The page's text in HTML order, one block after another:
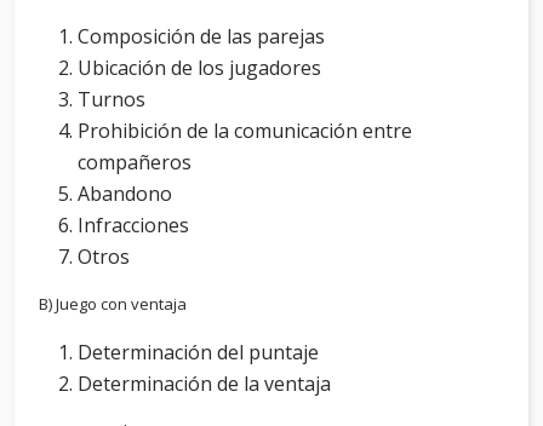
Composición de las parejas
Ubicación de los jugadores
Turnos
Prohibición de la comunicación entre
compañeros
Abandono
Infracciones
Otros
B) Juego con ventaja
Determinación del puntaje
Determinación de la ventaja